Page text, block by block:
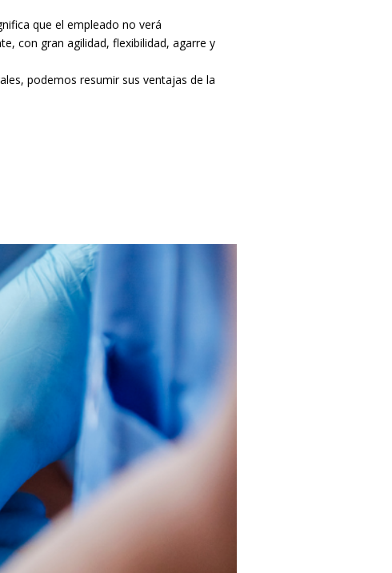
que el empleado no verá
con gran agilidad, flexibilidad, agarre y
podemos resumir sus ventajas de la